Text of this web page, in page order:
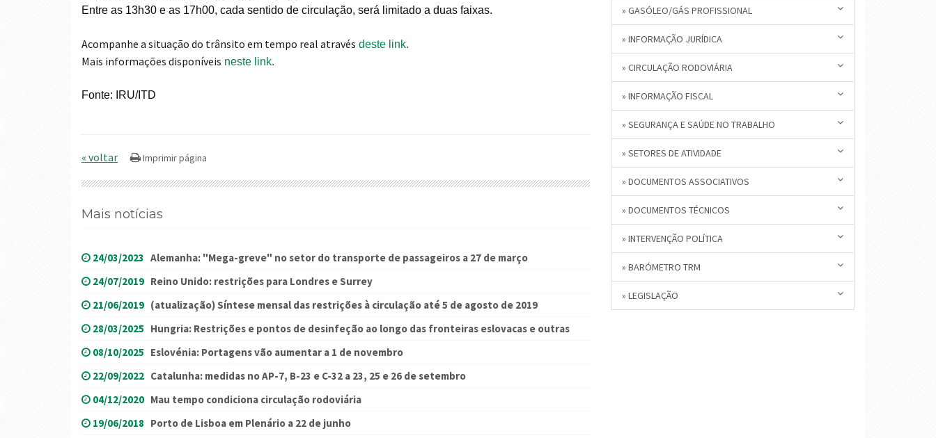
Entre as 13h30 e as 17h00, cada sentido de circulação, será limitado a duas faixas.
Acompanhe a situação do trânsito em tempo real através deste link.
Mais informações disponíveis neste link.
Fonte: IRU/ITD
« voltar
Mais notícias
24/03/2023 Alemanha: "Mega-greve" no setor do transporte de passageiros a 27 de março
24/07/2019 Reino Unido: restrições para Londres e Surrey
21/06/2019 (atualização) Síntese mensal das restrições à circulação até 5 de agosto de 2019
28/03/2025 Hungria: Restrições e pontos de desinfeção ao longo das fronteiras eslovacas e outras
08/10/2025 Eslovénia: Portagens vão aumentar a 1 de novembro
22/09/2022 Catalunha: medidas no AP-7, B-23 e C-32 a 23, 25 e 26 de setembro
04/12/2020 Mau tempo condiciona circulação rodoviária
19/06/2018 Porto de Lisboa em Plenário a 22 de junho
» GASÓLEO/GÁS PROFISSIONAL
» INFORMAÇÃO JURÍDICA
» CIRCULAÇÃO RODOVIÁRIA
» INFORMAÇÃO FISCAL
» SEGURANÇA E SAÚDE NO TRABALHO
» SETORES DE ATIVIDADE
» DOCUMENTOS ASSOCIATIVOS
» DOCUMENTOS TÉCNICOS
» INTERVENÇÃO POLÍTICA
» BARÓMETRO TRM
» LEGISLAÇÃO